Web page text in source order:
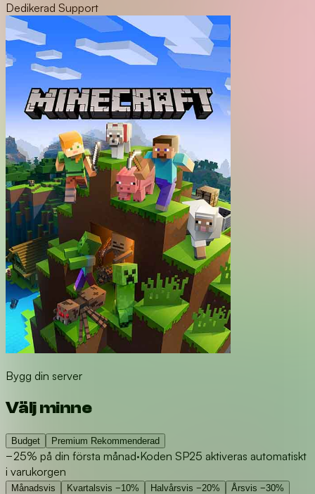
Dedikerad Support
Bygg din server
Välj minne
Budget Premium Rekommenderad
−25% på din första månad·Koden SP25 aktiveras automatiskt
i varukorgen
Månadsvis Kvartalsvis −10% Halvårsvis −20% Årsvis −30%